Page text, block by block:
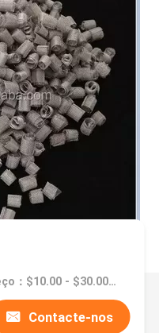
Preço：$10.00 - $30.00/ kilogram
Contacte-nos